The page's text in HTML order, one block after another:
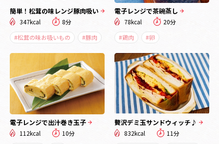
簡単！松茸の味レンジ豚肉吸い
347kcal
8分
#松茸の味お吸いもの
#豚肉
電子レンジで茶碗蒸し
78kcal
20分
#鶏肉
#卵
電子レンジで出汁巻き玉子
112kcal
10分
贅沢デミ玉サンドウィッチ♪
832kcal
11分